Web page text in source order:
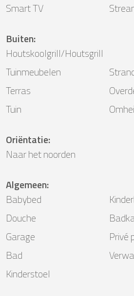
Smart TV
Buiten:
Houtskoolgrill/Houtsgrill
Tuinmeubelen
Terras
Tuin
Oriëntatie:
Naar het noorden
Algemeen:
Babybed
Douche
Garage
Privé
Bad
Kinderstoel